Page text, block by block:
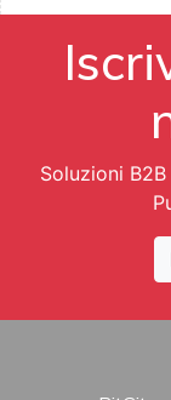
Soluzioni